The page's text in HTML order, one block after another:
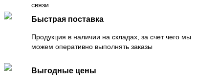
связи
Быстрая поставка
Продукция в наличии на складах, за счет чего мы
можем оперативно выполнять заказы
Выгодные цены